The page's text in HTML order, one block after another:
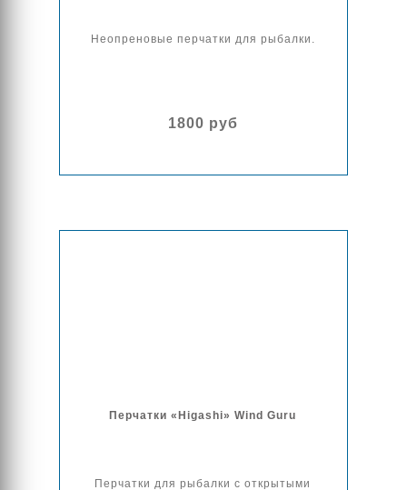
Неопреновые перчатки для рыбалки.
1800 руб
Перчатки «Higashi» Wind Guru
Перчатки для рыбалки с открытыми